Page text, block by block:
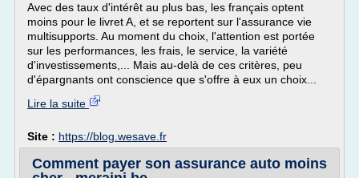
Avec des taux d'intérêt au plus bas, les français optent
moins pour le livret A, et se reportent sur l'assurance vie
multisupports. Au moment du choix, l'attention est portée
sur les performances, les frais, le service, la variété
d'investissements,... Mais au-delà de ces critères, peu
d'épargnants ont conscience que s'offre à eux un choix...
Lire la suite
Site : https://blog.wesave.fr
Comment payer son assurance auto moins